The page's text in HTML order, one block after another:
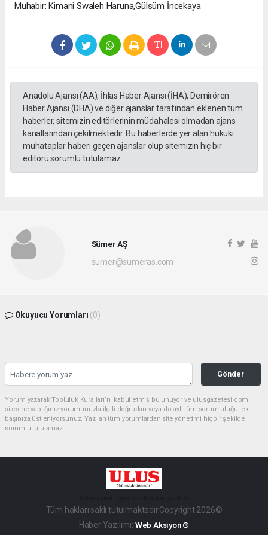
Muhabir: Kimani Swaleh Haruna,Gülsüm İncekaya
Anadolu Ajansı (AA), İhlas Haber Ajansı (İHA), Demirören
Haber Ajansı (DHA) ve diğer ajanslar tarafından eklenen tüm
haberler, sitemizin editörlerinin müdahalesi olmadan ajans
kanallarından çekilmektedir. Bu haberlerde yer alan hukuki
muhataplar haberi geçen ajanslar olup sitemizin hiç bir
editörü sorumlu tutulamaz...
Sümer AŞ
sumer@sumeras.com
Okuyucu Yorumları (0)
Gönder
Yorum yazarak Topluluk Kuralları’nı kabul etmiş bulunuyor ve ulusgazetesi.com
sitesine yaptığınız yorumunuzla ilgili doğrudan veya dolaylı tüm sorumluluğu tek
başınıza üstleniyorsunuz. Yazılan tüm yorumlardan site yönetimi hiçbir şekilde
sorumlu tutulamaz.
Tüm hakları saklı tutulmaktadır.Copyright 2026©
Haber Yazılımı: Web Aksiyon ®